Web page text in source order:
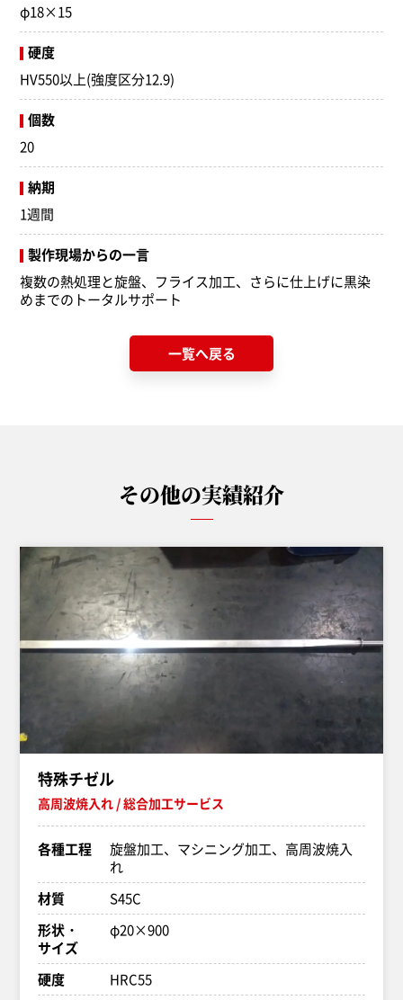
φ18×15
硬度
HV550以上(強度区分12.9)
個数
20
納期
1週間
製作現場からの一言
複数の熱処理と旋盤、フライス加工、さらに仕上げに黒染
めまでのトータルサポート
一覧へ戻る
その他の実績紹介
特殊チゼル
高周波焼入れ 総合加工サービス
各種工程
旋盤加工、マシニング加工、高周波焼入
れ
材質
S45C
形状・
サイズ
φ20×900
硬度
HRC55